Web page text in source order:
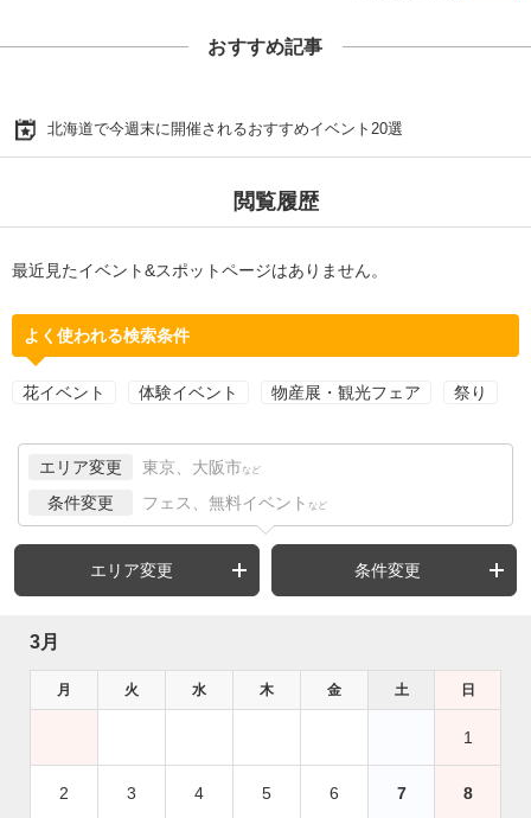
おすすめ記事
北海道で今週末に開催されるおすすめイベント20選
閲覧履歴
最近見たイベント&スポットページはありません。
よく使われる検索条件
花イベント 体験イベント 物産展・観光フェア 祭り
エリア変更 東京、大阪市 など
条件変更 フェス、無料イベント など
エリア変更 条件変更
3月
月 火 水 木 金 土 日
1
2 3 4 5 6 7 8